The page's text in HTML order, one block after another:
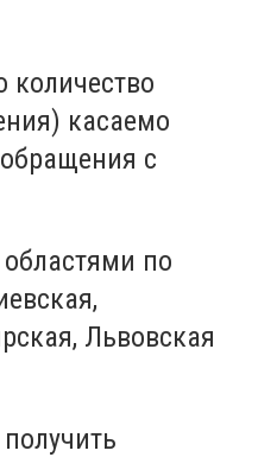
количество
касаемо
с
по
Львовская